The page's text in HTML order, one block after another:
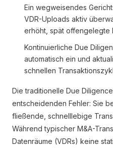
Ein wegweisendes
VDR-Uploads aktiv
erhöht, spät offengelegte
Kontinuierliche Due
automatisch ein und
schnellen
Die traditionelle Due
entscheidenden Fehler: Sie
fließende, schnelllebige
Während typischer M&A-
Datenräume (VDRs) keine